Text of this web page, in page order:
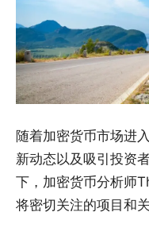
随着加密货币市场进
新动态以及吸引投资
下，加密货币分析师
将密切关注的项目和关